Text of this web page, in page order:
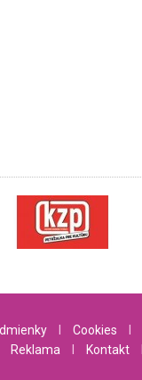
Cookies
Reklama Kontakt